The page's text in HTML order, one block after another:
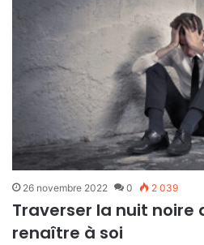
26 novembre 2022 0 2 039
Traverser la nuit noire
renaître à soi